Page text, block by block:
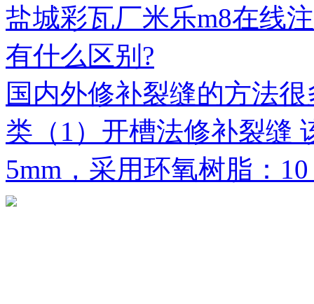
盐城彩瓦厂米乐m8在线
有什么区别?
国内外修补裂缝的方法
类（1）开槽法修补裂缝
5mm，采用环氧树脂：